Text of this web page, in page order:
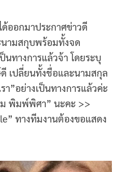
ออกมาประกาศข่าวดี
นามสกุบพร้อมทั้งจด
ทางการแล้วจ้า โดยระบุ
เปลี่ยนทั้งชื่อและนามสกุล
า”อย่างเป็นทางการแล้วค่ะ
พิมพ์พิศา” นะคะ >>
ทางทีมงานต้องขอแสดง